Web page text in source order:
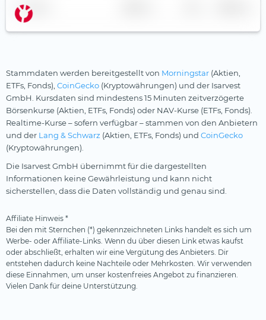
Telekommunikation
Uran
Versicherer
Versorger
Wasser
Wasserstoff
LGIM
Lunate
Market Access
Melanion
nxtAssets
Ossiam
Palmer Square
Pictet
Pimco
Name
Stammdaten werden bereitgestellt von Morningstar (Aktien,
ETFs, Fonds), CoinGecko (Kryptowährungen) und der Isarvest
GmbH. Kursdaten sind mindestens 15 Minuten zeitverzögerte
Börsenkurse (Aktien, ETFs, Fonds) oder NAV-Kurse (ETFs, Fonds).
Realtime-Kurse – sofern verfügbar – stammen von den Anbietern
und der Lang & Schwarz (Aktien, ETFs, Fonds) und CoinGecko
(Kryptowährungen).
Die Isarvest GmbH übernimmt für die dargestellten
Informationen keine Gewährleistung und kann nicht
sicherstellen, dass die Daten vollständig und genau sind.
Affiliate Hinweis *
Bei den mit Sternchen (*) gekennzeichneten Links handelt es sich um
Werbe- oder Affiliate-Links. Wenn du über diesen Link etwas kaufst
oder abschließt, erhalten wir eine Vergütung des Anbieters. Dir
entstehen dadurch keine Nachteile oder Mehrkosten. Wir verwenden
diese Einnahmen, um unser kostenfreies Angebot zu finanzieren.
Vielen Dank für deine Unterstützung.